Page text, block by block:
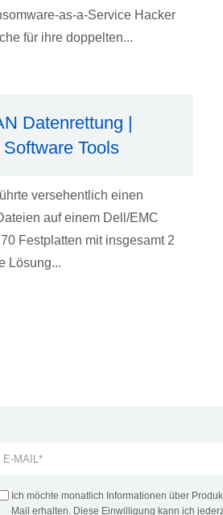
as-a-Service Hacker
für ihre doppelten...
Datenrettung |
Tools
versehentlich einen
auf einem Dell/EMC
Festplatten mit insgesamt 2
Lösung...
Ich möchte monatlich Informationen über
Mail erhalten. Diese Einwilligung kann ich